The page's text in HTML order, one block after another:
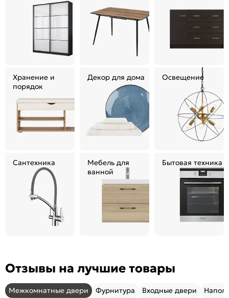
Хранение и
порядок
Декор для дома Освещение
Сантехника
Мебель для
ванной
Бытовая техника
Отзывы на лучшие товары
Межкомнатные двери Фурнитура Входные двери